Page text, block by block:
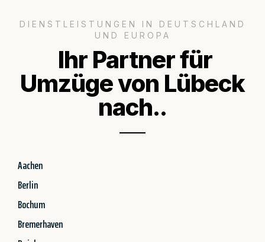
DIENSTLEISTUNGEN IN DEUTSCHLAND
UND EUROPA
Ihr Partner für
Umzüge von Lübeck
nach..
Aachen
Berlin
Bochum
Bremerhaven